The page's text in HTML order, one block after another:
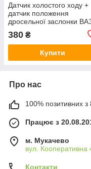
Датчик холостого ходу +
датчик положення
дросельної заслонки
2110-12 EuroEx
2112-1148200
380 ₴
Купити
Про нас
100% позитивних з
Працює з
м. Мукачево
вул. Кооперативна
Контакти